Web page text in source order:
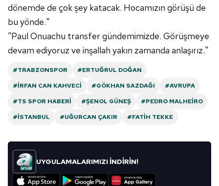
dönemde de çok şey katacak. Hocamızın görüşü de
bu yönde."
"Paul Onuachu transfer gündemimizde. Görüşmeye
devam ediyoruz ve inşallah yakın zamanda anlaşırız."
#TRABZONSPOR
#ERTUĞRUL DOĞAN
#İRFAN CAN KAHVECI
#GÖKHAN SAZDAĞI
#AVRUPA
#TS SPOR HABERI
#ŞENOL GÜNEŞ
#PEDRO MALHEIRO
#İSTANBUL
#UĞURCAN ÇAKIR #FATIH TEKKE
UYGULAMALARIMIZI İNDİRİN!